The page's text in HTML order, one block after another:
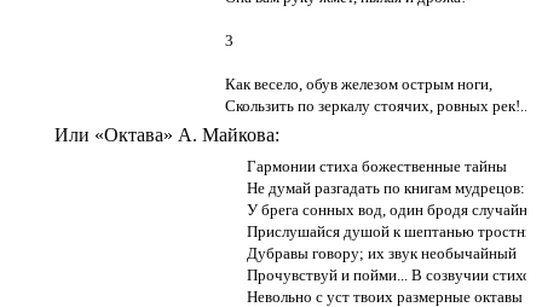
3
Как весело, обув железом острым ноги,
Скользить по зеркалу стоячих, ровных рек!..
Или «Октава» А. Майкова:
Гармонии стиха божественные тайны
Не думай разгадать по книгам мудрецов:
У брега сонных вод, один бродя случайно,
Прислушайся душой к шептанью
Дубравы говору; их звук необычайный
Прочувствуй и пойми... В созвучии стихов
Невольно с уст твоих размерные октавы